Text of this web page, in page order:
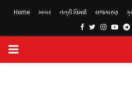
Home ખબર તંત્રી વિમર્શ રાજકારણ
Facebook
Twitter
PRIMARY